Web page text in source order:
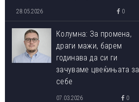
сопствениот ум
28.05.2026 0
Колумна: За промена,
драги мажи, барем
годинава да си ги
зачуваме цвеќињата за
себе
07.03.2026 0